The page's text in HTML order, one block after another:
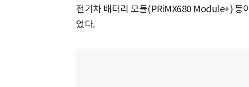
전기차 배터리 모듈(PRiMX680 Module+) 등
었다.